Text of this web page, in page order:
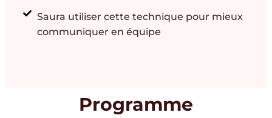
Saura utiliser cette technique pour mieux
communiquer en équipe
Programme